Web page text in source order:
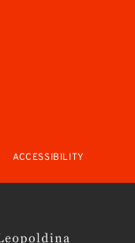
ACCESSIBILITY